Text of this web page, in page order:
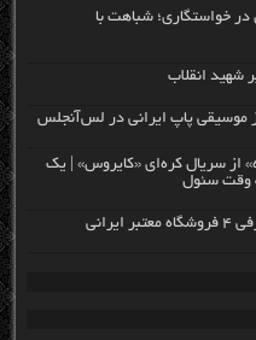
خواستگاری؛ شباهت با
موسیقی پاپ ایرانی در لس‌آنجلس
از سریال کره‌ای «کایروس» | یک
وقت سئول